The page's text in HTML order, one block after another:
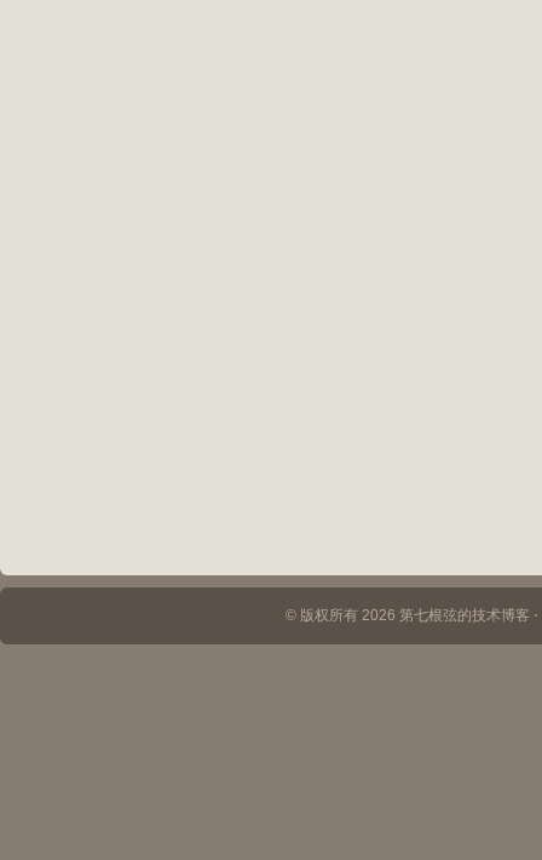
© 版权所有 2026 第七根弦的技术博客